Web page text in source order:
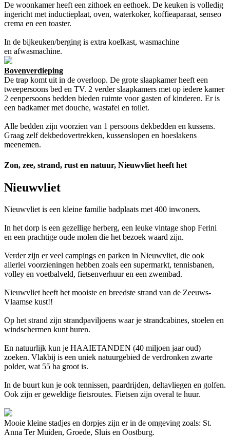
De woonkamer heeft een zithoek en eethoek. De keuken is volledig
ingericht met inductieplaat, oven, waterkoker, koffieaparaat, senseo
crema en een toaster.
In de bijkeuken/berging is extra koelkast, wasmachine
en afwasmachine.
Bovenverdieping
De trap komt uit in de overloop. De grote slaapkamer heeft een
tweepersoons bed en TV. 2 verder slaapkamers met op iedere kamer
2 eenpersoons bedden bieden ruimte voor gasten of kinderen. Er is
een badkamer met douche, wastafel en toilet.
Alle bedden zijn voorzien van 1 persoons dekbedden en kussens.
Graag zelf dekbedovertrekken, kussenslopen en hoeslakens
meenemen.
Zon, zee, strand, rust en natuur, Nieuwvliet heeft het
Nieuwvliet
Nieuwvliet is een kleine familie badplaats met 400 inwoners.
In het dorp is een gezellige herberg, een leuke vintage shop Ferini
en een prachtige oude molen die het bezoek waard zijn.
Verder zijn er veel campings en parken in Nieuwvliet, die ook
allerlei voorzieningen hebben zoals een supermarkt, tennisbanen,
volley en voetbalveld, fietsenverhuur en een zwembad.
Nieuwvliet heeft het mooiste en breedste strand van de Zeeuws-
Vlaamse kust!!
Op het strand zijn strandpaviljoens waar je strandcabines, stoelen en
windschermen kunt huren.
En natuurlijk kun je HAAIETANDEN (40 miljoen jaar oud)
zoeken. Vlakbij is een uniek natuurgebied de verdronken zwarte
polder, wat 55 ha groot is.
In de buurt kun je ook tennissen, paardrijden, deltavliegen en golfen.
Ook zijn er geweldige fietsroutes. Fietsen zijn overal te huur.
Mooie kleine stadjes en dorpjes zijn er in de omgeving zoals: St.
Anna Ter Muiden, Groede, Sluis en Oostburg.